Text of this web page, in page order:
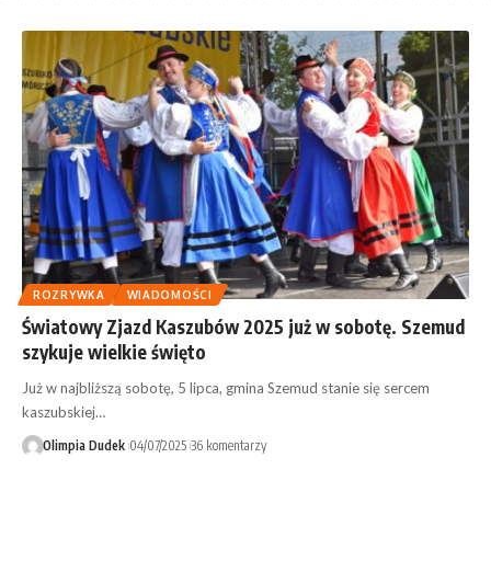
ROZRYWKA WIADOMOŚCI
Światowy Zjazd Kaszubów 2025 już w sobotę. Szemud
szykuje wielkie święto
Już w najbliższą sobotę, 5 lipca, gmina Szemud stanie się sercem
kaszubskiej…
Olimpia Dudek 04/07/2025 36 komentarzy